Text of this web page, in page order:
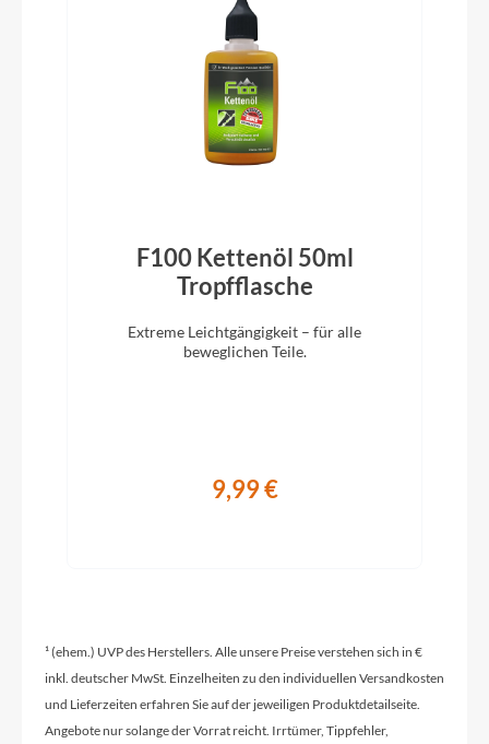
FLYER Wellgo
Ständer
Pletscher Comp 40 Flex
Vorbau
Modelljahr
Shimano Deore FH-M6000, 32h
Ladegerät
FLYER Fast Charger 6A 36V
F100 Kettenöl 50ml
Tropfflasche
Extreme Leichtgängigkeit – für alle
beweglichen Teile.
9,99 €
¹ (ehem.) UVP des Herstellers. Alle unsere Preise verstehen sich in €
inkl. deutscher MwSt. Einzelheiten zu den individuellen Versandkosten
und Lieferzeiten erfahren Sie auf der jeweiligen Produktdetailseite.
Angebote nur solange der Vorrat reicht. Irrtümer, Tippfehler,